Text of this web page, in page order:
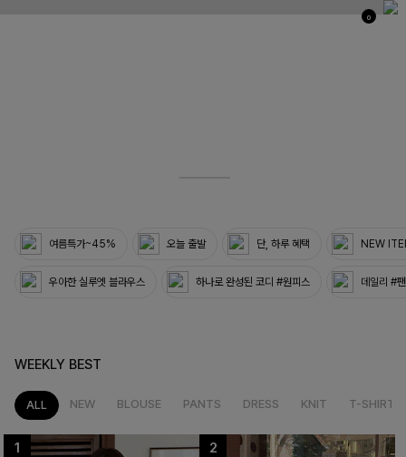
0
여름특가~45% 오늘 출발 단, 하루 혜택 NEW
우아한 실루엣 블라우스 하나로 완성된 코디 #원피스 데일리 #
WEEKLY BEST
ALL NEW BLOUSE PANTS DRESS KNIT T-SHIRT